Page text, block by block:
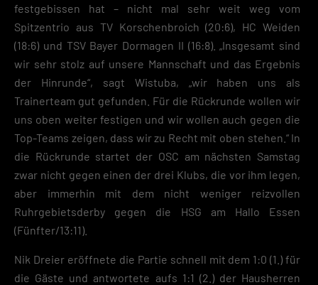
festgebissen hat – nicht mal sehr weit weg vom
Spitzentrio aus TV Korschenbroich (20:6), HC Weiden
(18:6) und TSV Bayer Dormagen II (16:8). „Insgesamt sind
wir sehr stolz auf unsere Mannschaft und das Ergebnis
der Hinrunde“, sagt Wistuba, „wir haben uns als
Trainerteam gut gefunden. Für die Rückrunde wollen wir
uns oben weiter festigen und wir wollen auch gegen die
Top-Teams zeigen, dass wir zu Recht mit oben stehen.“ In
die Rückrunde startet der OSC am nächsten Samstag
zwar nicht gegen einen der drei Klubs, die vor ihm legen,
aber immerhin mit dem nicht weniger reizvollen
Ruhrgebietsderby gegen die HSG am Hallo Essen
(Fünfter/13:11).
Nik Dreier eröffnete die Partie schnell mit dem 1:0 (1.) für
die Gäste und antwortete aufs 1:1 (2.) der Hausherren